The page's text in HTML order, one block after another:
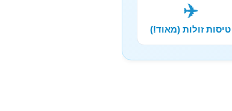
✈️
טיסות זולות (מאוד!)